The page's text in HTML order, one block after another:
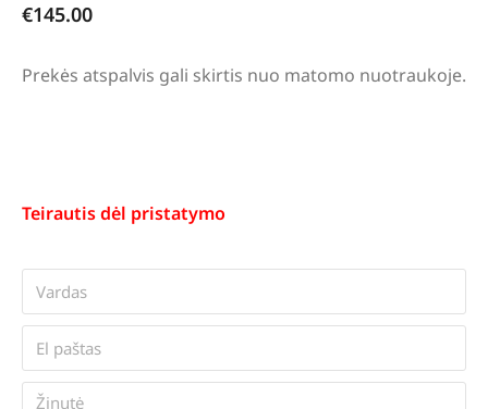
€145.00
Prekės atspalvis gali skirtis nuo matomo nuotraukoje.
Teirautis dėl pristatymo